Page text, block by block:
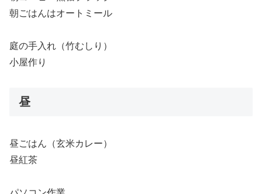
朝ごはんはオートミール
庭の手入れ（竹むしり）
小屋作り
昼
昼ごはん（玄米カレー）
昼紅茶